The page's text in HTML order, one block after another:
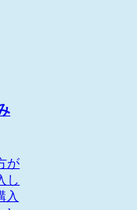
が
し
入